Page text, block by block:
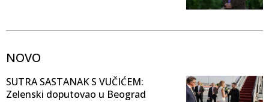
NOVO
SUTRA SASTANAK S VUČIĆEM:
Zelenski doputovao u Beograd